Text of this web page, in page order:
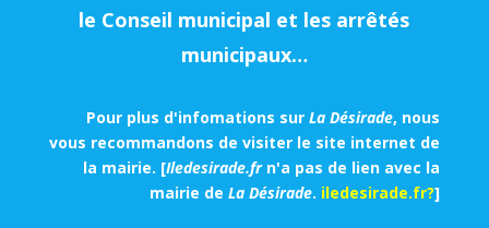
le Conseil municipal et les arrêtés
municipaux…
Pour plus d'infomations surLa Désirade, nous
vous recommandons de visiter le site internet de
la mairie. [Iledesirade.frn'a pas de lien avec la
mairie deLa Désirade. iledesirade.fr?]